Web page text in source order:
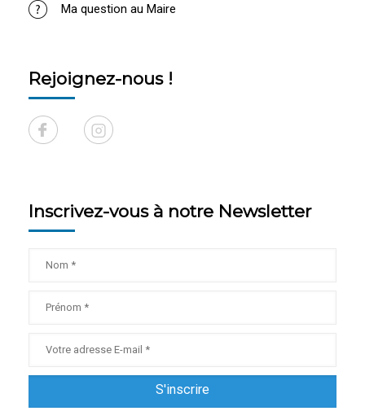
Ma question au Maire
Rejoignez-nous !
Inscrivez-vous à notre Newsletter